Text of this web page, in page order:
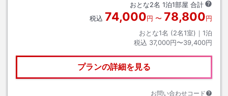
おとな2名 1泊1部屋 合計
税込 74,000円 〜 78,800円
おとな1名 (2名1室)｜ 1泊
税込 37,000円〜39,400円
プランの詳細を見る
お問い合わせコード